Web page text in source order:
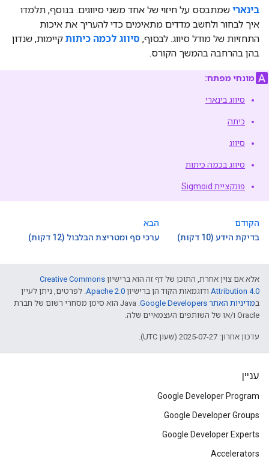
בינארי שמתבסס על חיזוי של אחד משני סיווגים. בנוסף, תלמדו
איך לבחור ולחשב מדדים מתאימים כדי להעריך את איכות
התחזיות של מודל סיווג. לבסוף, סיווג לכמה כיתות קיימות, שנדון
בהן בהרחבה בהמשך הקורס.
מונחי מפתח:
סיווג בינארי
כיתה
סיווג
סיווג בכמה כיתות
פונקציית Sigmoid
הקודם
בדיקת הידע (10 דקות)
הבא
ערכי סף ומטריצת הבלבול (12 דקות)
אלא אם צוין אחרת, התוכן של דף זה הוא ברישיון Creative Commons
Attribution 4.0 ודוגמאות הקוד הן ברישיון Apache 2.0. לפרטים, ניתן לעיין
במדיניות האתר Google Developers‏
.‏ Java הוא סימן מסחרי רשום של חברת
Oracle ו/או של השותפים העצמאיים שלה.
עדכון אחרון: 2025-07-27 (שעון UTC).
עניין
Google Developer Program
Google Developer Groups
Google Developer Experts
Accelerators